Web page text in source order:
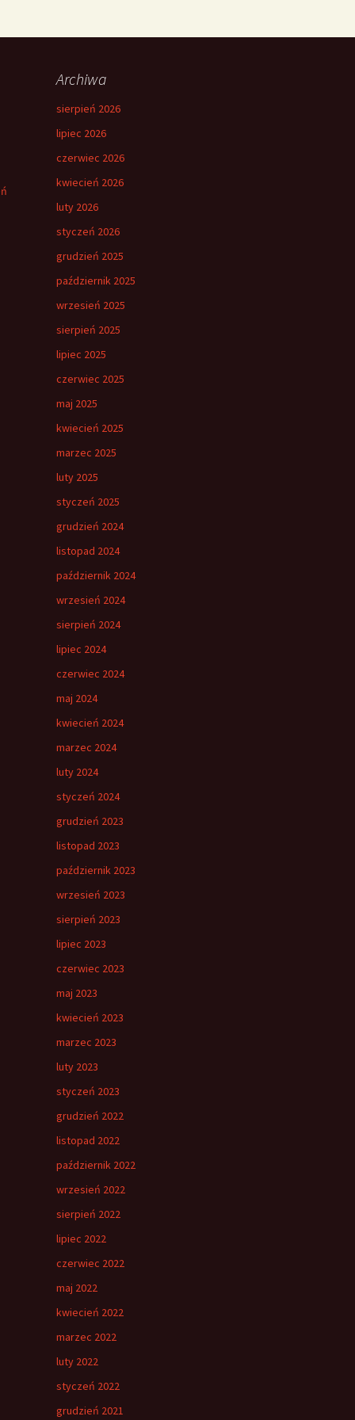
Archiwa
sierpień 2026
lipiec 2026
czerwiec 2026
kwiecień 2026
luty 2026
styczeń 2026
grudzień 2025
październik 2025
wrzesień 2025
sierpień 2025
lipiec 2025
czerwiec 2025
maj 2025
kwiecień 2025
marzec 2025
luty 2025
styczeń 2025
grudzień 2024
listopad 2024
październik 2024
wrzesień 2024
sierpień 2024
lipiec 2024
czerwiec 2024
maj 2024
kwiecień 2024
marzec 2024
luty 2024
styczeń 2024
grudzień 2023
listopad 2023
październik 2023
wrzesień 2023
sierpień 2023
lipiec 2023
czerwiec 2023
maj 2023
kwiecień 2023
marzec 2023
luty 2023
styczeń 2023
grudzień 2022
listopad 2022
październik 2022
wrzesień 2022
sierpień 2022
lipiec 2022
czerwiec 2022
maj 2022
kwiecień 2022
marzec 2022
luty 2022
styczeń 2022
grudzień 2021